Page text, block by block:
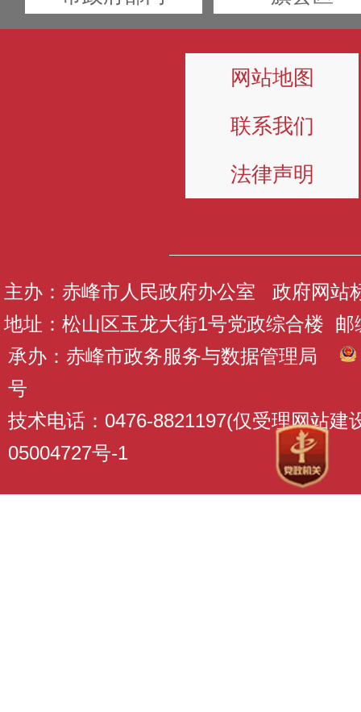
网站地图
联系我们
法律声明
主办：赤峰市人民政府办公室 政府网站
地址：松山区玉龙大街1号党政综合楼 邮
承办：赤峰市政务服务与数据管理局
号
技术电话：0476-8821197(仅受理网站建
05004727号-1